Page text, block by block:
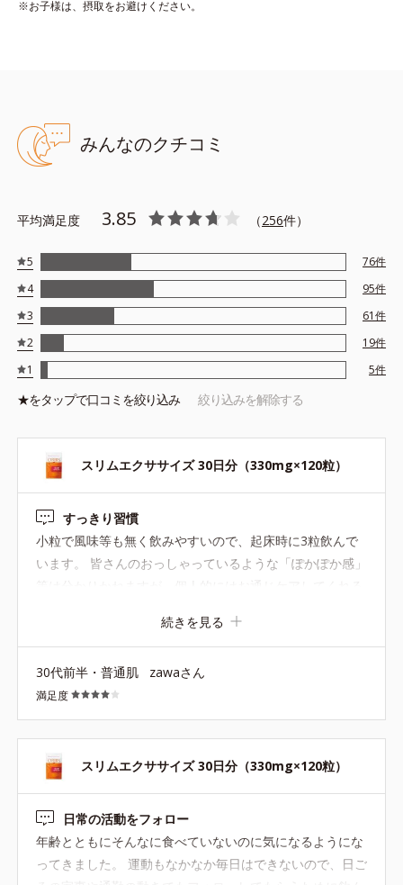
※お子様は、摂取をお避けください。
みんなのクチコミ
平均満足度 3.85 （256件）
5 76件
4
95件
3
61件
2
19件
1
5件
★をタップで口コミを絞り込み 絞り込みを解除する
スリムエクササイズ 30日分（330mg×120粒）
すっきり習慣
小粒で風味等も無く飲みやすいので、起床時に3粒飲んで
います。 皆さんのおっしゃっているような「ぽかぽか感」
にいいと言われるものは何でも試したものの効果なく、病
院でお薬を処方してもらってなんとか…というレベルでし
たが、こちらを飲み始めてからは毎朝しっかり出た！とい
うスッキリ感があります。 正直まだ飲み始めて10日ほど
のため痩せられてはいないのですが、毎日のスッキリ習慣
が整ったことで心身共に軽快になってきたように感じま
す。少し運動頑張ってみようかなという前向きな気持ちに
と思います。
続きを見る
30代前半・普通肌 zawaさん
満足度
スリムエクササイズ 30日分（330mg×120粒）
日常の活動をフォロー
年齢とともにそんなに食べていないのに気になるようにな
ってきました。 運動もなかなか毎日はできないので、日ご